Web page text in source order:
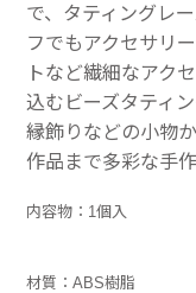
で、タティングレ
フでもアクセサリ
トなど繊細なアク
込むビーズタティ
縁飾りなどの小物
作品まで多彩な手
内容物：1個入
材質：ABS樹脂